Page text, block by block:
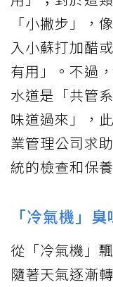
「小撇步」，
入小蘇打加醋
有用」。不過
水道是「共管
味道過來」，
業管理公司求
統的檢查和保養
「冷氣機」
從「冷氣機」
隨著天氣逐漸